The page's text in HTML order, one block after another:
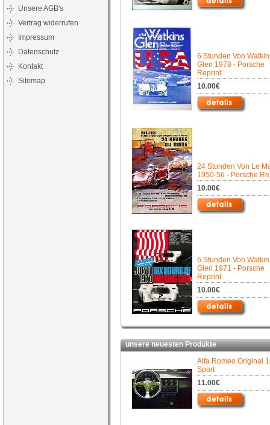
Unsere AGB's
Vertrag widerrufen
Impressum
Datenschutz
Kontakt
Sitemap
6 Stunden Von
Glen 1978 - Porsche
Reprint
10.00€
24 Stunden Von Le
1950-56 - Porsche
10.00€
6 Stunden Von
Glen 1971 - Porsche
Reprint
10.00€
unsere neuesten Produkte
Alfa Romeo Original
Sport
11.00€